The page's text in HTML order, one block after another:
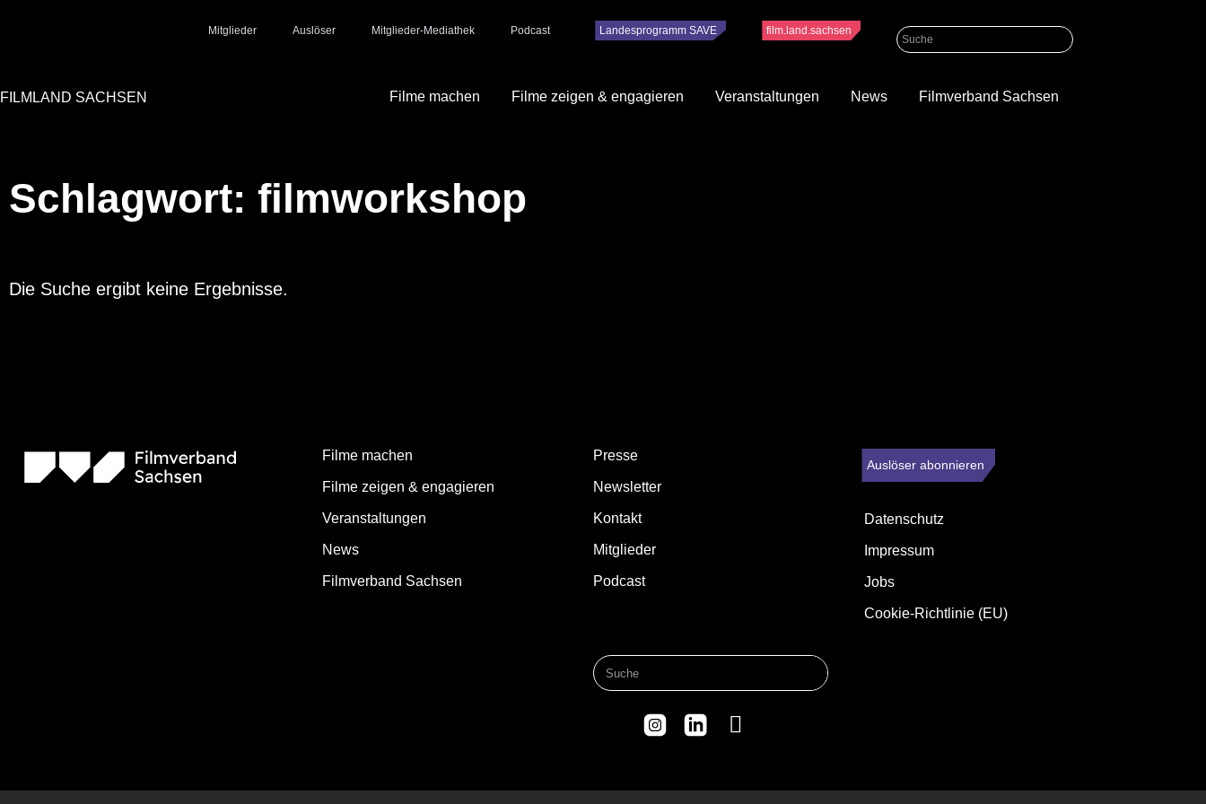
Mitglieder Auslöser Mitglieder-Mediathek Podcast Landesprogramm SAVE film.land.sachsen
FILMLAND SACHSEN Filme machen Filme zeigen & engagieren Veranstaltungen News Filmverband Sachsen
Schlagwort: filmworkshop
Die Suche ergibt keine Ergebnisse.
Filme machen
Filme zeigen & engagieren
Veranstaltungen
News
Filmverband Sachsen
Presse
Newsletter
Kontakt
Mitglieder
Podcast
Auslöser abonnieren
Datenschutz
Impressum
Jobs
Cookie-Richtlinie (EU)